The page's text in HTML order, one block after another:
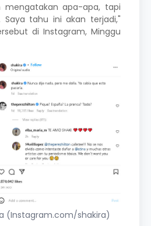
mengatakan apa-apa, tapi
tahu ini akan terjadi,"
di Instagram, Minggu
(Instagram.com/shakira)